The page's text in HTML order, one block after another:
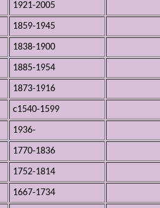
1921-2005
1859-1945
1838-1900
1885-1954
1873-1916
c1540-1599
1936-
1770-1836
1752-1814
1667-1734